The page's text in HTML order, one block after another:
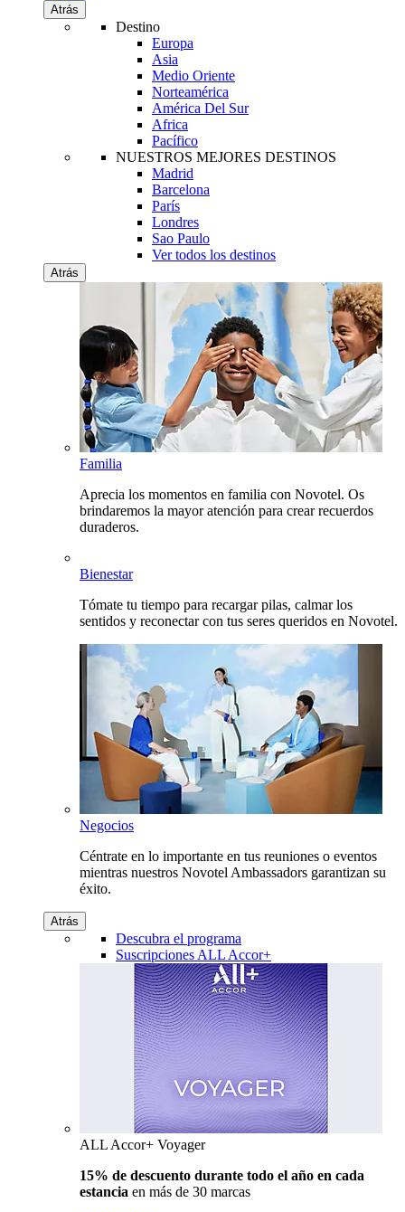
Atrás
Destino
Europa
Asia
Medio Oriente
Norteamérica
América Del Sur
Africa
Pacífico
NUESTROS MEJORES DESTINOS
Madrid
Barcelona
París
Londres
Sao Paulo
Ver todos los destinos
Atrás
Familia
Aprecia los momentos en familia con Novotel. Os
brindaremos la mayor atención para crear recuerdos
duraderos.
Bienestar
Tómate tu tiempo para recargar pilas, calmar los
sentidos y reconectar con tus seres queridos en Novotel.
Negocios
Céntrate en lo importante en tus reuniones o eventos
mientras nuestros Novotel Ambassadors garantizan su
éxito.
Atrás
Descubra el programa
Suscripciones ALL Accor+
ALL Accor+ Voyager
15% de descuento durante todo el año en cada
estancia en más de 30 marcas